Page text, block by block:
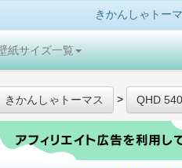
きかんしゃトー
紙サイズ一覧
きかんしゃトーマス > QHD